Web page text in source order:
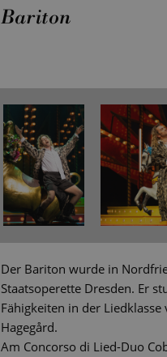
Bariton
Der Bariton wurde in
Staatsoperette Dresden. Er
Fähigkeiten in der
Hagegård.
Am Concorso di Lied-Duo